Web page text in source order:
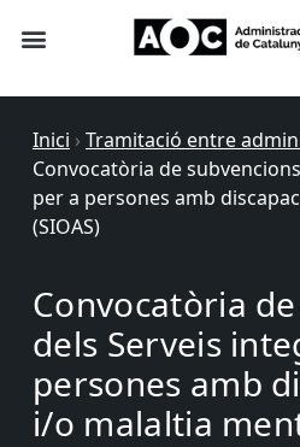
Inici › Tramitació entre
Convocatòria de
per a persones amb
(SIOAS)
Convocatòria
dels Serveis
persones amb
i/o malaltia